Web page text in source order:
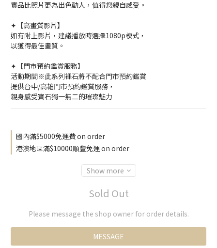
實品比照片更為出色動人，值得您親自感受。
✦【高畫質影片】
如有附上影片，建議播放時選擇1080p模式，
以獲得最佳畫質。
✦【門市預約鑑賞服務】
活動期間※此系列裸石將不配合門市預約鑑賞
提供台中/高雄門市預約鑑賞服務，
親身感受寶石獨一無二的璀璨魅力
國內滿$5000免運費 on order
港澳地區滿$10000順豐免運 on order
Show more
Sold Out
Please message the shop owner for order details.
MESSAGE